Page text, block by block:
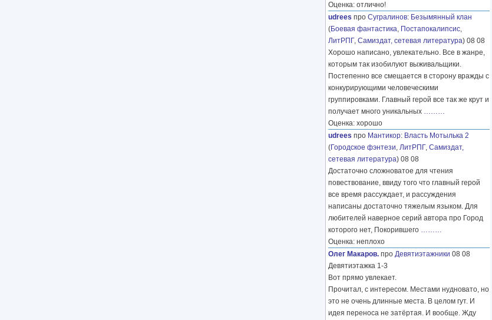
Оценка: отлично!
udrees про Сугралинов: Безымянный клан
(Боевая фантастика, Постапокалипсис,
ЛитРПГ, Самиздат, сетевая литература) 08 08
Хорошо написано, увлекательно. Все в жанре,
которым так изобилуют выживальщики.
Постепенно все смещается в сторону вражды с
конкурирующими человеческими
группировками. Главный герой все так же крут и
получает много уникальных ………
Оценка: хорошо
udrees про Мантикор: Власть Мотылька 2
(Городское фэнтези, ЛитРПГ, Самиздат,
сетевая литература) 08 08
Достаточно сложноватое для чтения
повествование, ввиду того что главный герой
все время рассуждает, и рассуждения
написаны достаточно тяжелым языком. Для
любителей наверное серий автора про Город
которого нет, Покорившего ………
Оценка: неплохо
Олег Макаров. про Девятиэтажники 08 08
Девятиэтажка 1-3
Вот прямо увлекает.
Прочитал, с интересом. Местами нудновато, но
это не очень длинные места. В целом гут. И
идея переноса не затёртая. И вообще. Жду